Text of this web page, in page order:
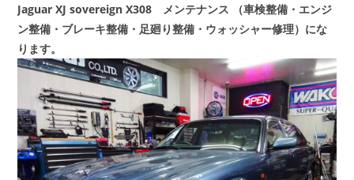
お問い合わせ CONTACT
Jaguar XJ sovereign X308 メンテナンス （車検整備・エンジ
ン整備・ブレーキ整備・足廻り整備・ウォッシャー修理）にな
ります。